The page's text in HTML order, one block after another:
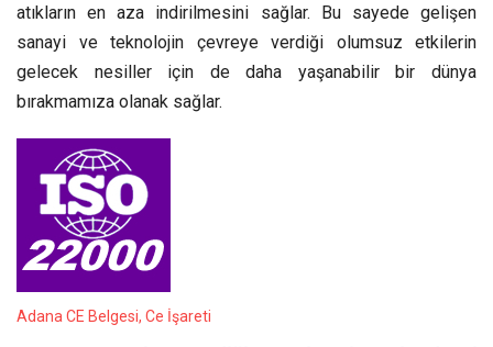
atıkların en aza indirilmesini sağlar. Bu sayede gelişen
sanayi ve teknolojin çevreye verdiği olumsuz etkilerin
gelecek nesiller için de daha yaşanabilir bir dünya
bırakmamıza olanak sağlar.
Adana CE Belgesi, Ce İşareti